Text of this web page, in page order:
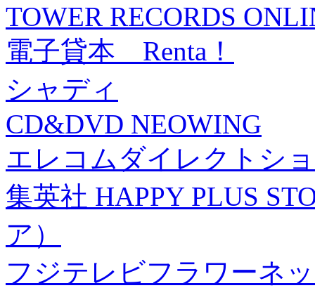
TOWER RECORDS
電子貸本 Renta！
シャディ
CD&DVD NEOWING
エレコムダイレクトシ
集英社 HAPPY PLUS
ア）
フジテレビフラワーネ